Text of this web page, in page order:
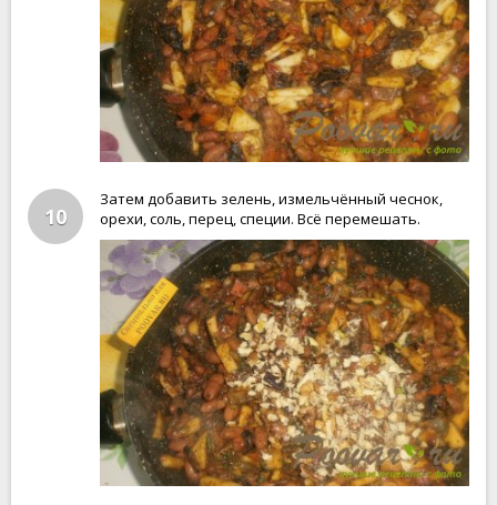
10
Затем добавить зелень, измельчённый чеснок,
орехи, соль, перец, специи. Всё перемешать.